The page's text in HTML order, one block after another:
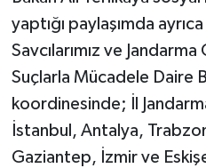
yaptığı paylaşımda
Savcılarımız ve
Suçlarla Mücadele Daire
koordinesinde; İl
İstanbul, Antalya,
Gaziantep, İzmir ve